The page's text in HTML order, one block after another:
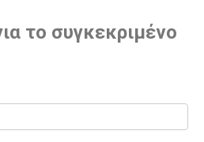
το συγκεκριμένο